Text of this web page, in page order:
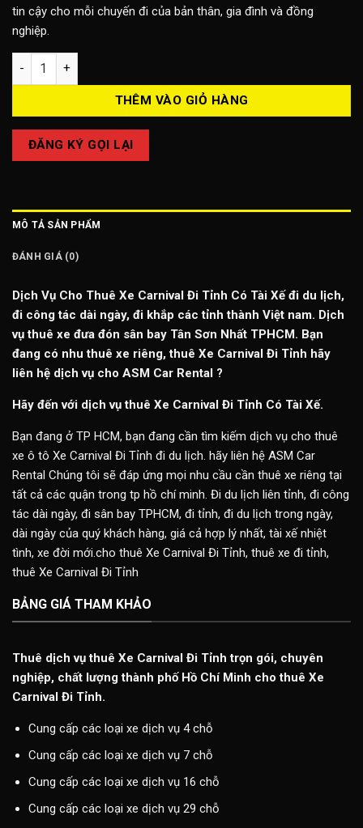
tin cậy cho mỗi chuyến đi của bản thân, gia đình và đồng
nghiệp.
Cho Thuê Xe Carnival Đi Tỉnh số lượng
THÊM VÀO GIỎ HÀNG
ĐĂNG KÝ GỌI LẠI
MÔ TẢ SẢN PHẨM
ĐÁNH GIÁ (0)
Dịch Vụ Cho Thuê Xe Carnival Đi Tỉnh Có Tài Xế đi du lịch,
đi công tác dài ngày, đi khắp các tỉnh thành Việt nam. Dịch
vụ thuê xe đưa đón sân bay Tân Sơn Nhất TPHCM. Bạn
đang có nhu thuê xe riêng, thuê Xe Carnival Đi Tỉnh hãy
liên hệ dịch vụ cho ASM Car Rental ?
Hãy đến với dịch vụ thuê Xe Carnival Đi Tỉnh Có Tài Xế.
Bạn đang ở TP HCM, bạn đang cần tìm kiếm dịch vụ cho thuê
xe ô tô Xe Carnival Đi Tỉnh đi du lịch. hãy liên hệ ASM Car
Rental Chúng tôi sẽ đáp ứng mọi nhu cầu cần thuê xe riêng tại
tất cả các quận trong tp hồ chí minh. Đi du lịch liên tỉnh, đi công
tác dài ngày, đi sân bay TPHCM, đi tỉnh, đi du lịch trong ngày,
dài ngày của quý khách hàng, giá cả hợp lý nhất, tài xế nhiệt
tình, xe đời mới.cho thuê Xe Carnival Đi Tỉnh, thuê xe đi tỉnh,
thuê Xe Carnival Đi Tỉnh
BẢNG GIÁ THAM KHẢO
Thuê dịch vụ thuê Xe Carnival Đi Tỉnh trọn gói, chuyên
nghiệp, chất lượng thành phố Hồ Chí Minh cho thuê Xe
Carnival Đi Tỉnh.
Cung cấp các loại xe dịch vụ 4 chỗ
Cung cấp các loại xe dịch vụ 7 chỗ
Cung cấp các loại xe dịch vụ 16 chỗ
Cung cấp các loại xe dịch vụ 29 chỗ